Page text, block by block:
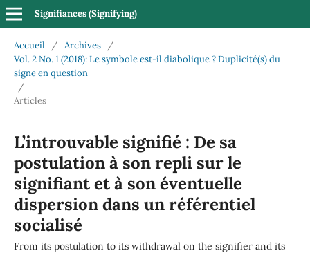
Signifiances (Signifying)
Accueil / Archives
/
Vol. 2 No. 1 (2018): Le symbole est-il diabolique ? Duplicité(s) du
signe en question
/
Articles
L’introuvable signifié : De sa
postulation à son repli sur le
signifiant et à son éventuelle
dispersion dans un référentiel
socialisé
From its postulation to its withdrawal on the signifier and its